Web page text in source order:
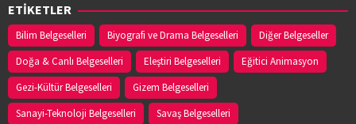
ETİKETLER
Bilim Belgeselleri Biyografi ve Drama Belgeselleri
Diğer Belgeseller
Doğa & Canlı Belgeselleri
Eleştiri Belgeselleri
Eğitici Animasyon
Gezi-Kültür Belgeselleri
Gizem Belgeselleri
Sanayi-Teknoloji Belgeselleri
Savaş Belgeselleri